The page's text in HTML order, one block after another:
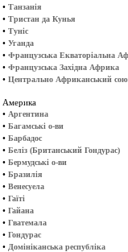
• Танзанія
• Тристан да Кунья
• Туніс
• Уганда
• Французська Екваторіальна
• Французська Західна Африка
• Центрально Африканський
Америка
• Аргентина
• Багамські о-ви
• Барбадос
• Беліз (Британський Гондурас)
• Бермудські о-ви
• Бразилія
• Венесуела
• Гаїті
• Гайана
• Гватемала
• Гондурас
• Домініканська республіка